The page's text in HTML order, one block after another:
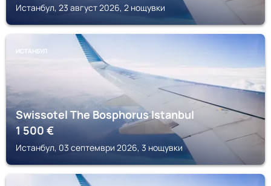
Истанбул, 23 август 2026, 2 нощувки
ИСТАНБУЛ
Swissotel The Bosphorus Istanbul
1 500€
Истанбул, 03 септември 2026, 3 нощувки